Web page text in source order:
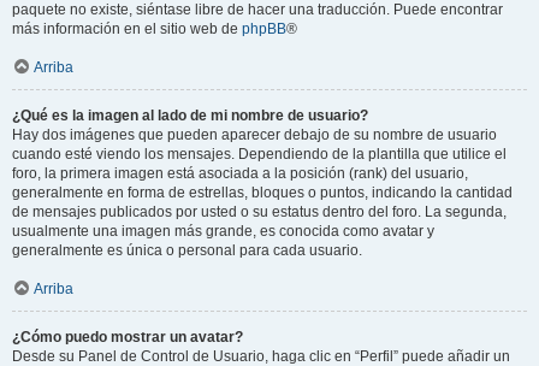
paquete no existe, siéntase libre de hacer una traducción. Puede encontrar
más información en el sitio web de phpBB®
Arriba
¿Qué es la imagen al lado de mi nombre de usuario?
Hay dos imágenes que pueden aparecer debajo de su nombre de usuario
cuando esté viendo los mensajes. Dependiendo de la plantilla que utilice el
foro, la primera imagen está asociada a la posición (rank) del usuario,
generalmente en forma de estrellas, bloques o puntos, indicando la cantidad
de mensajes publicados por usted o su estatus dentro del foro. La segunda,
usualmente una imagen más grande, es conocida como avatar y
generalmente es única o personal para cada usuario.
Arriba
¿Cómo puedo mostrar un avatar?
Desde su Panel de Control de Usuario, haga clic en “Perfil” puede añadir un